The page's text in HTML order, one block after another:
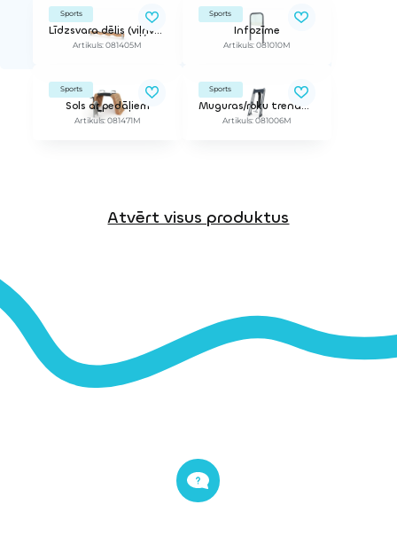
Sports
Līdzsvara dēlis (viļņveidīgs)
Artikuls: 081405M
Sports
Infozīme
Artikuls: 081010M
Sports
Sols ar pedāļiem
Artikuls: 081471M
Sports
Muguras/roku trenažieris
Artikuls: 081006M
Atvērt visus produktus